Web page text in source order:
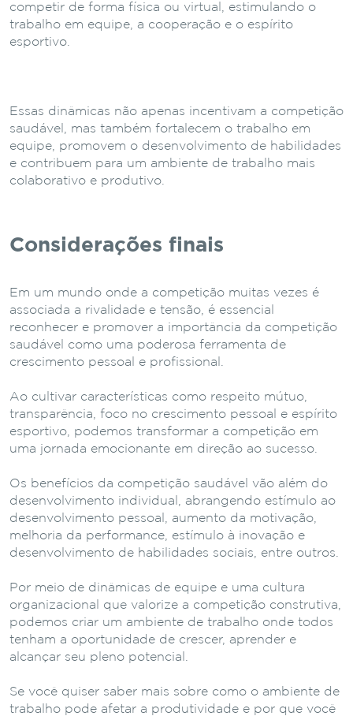
competir de forma física ou virtual, estimulando o
trabalho em equipe, a cooperação e o espírito
esportivo.
Essas dinâmicas não apenas incentivam a competição
saudável, mas também fortalecem o trabalho em
equipe, promovem o desenvolvimento de habilidades
e contribuem para um ambiente de trabalho mais
colaborativo e produtivo.
Considerações finais
Em um mundo onde a competição muitas vezes é
associada a rivalidade e tensão, é essencial
reconhecer e promover a importância da competição
saudável como uma poderosa ferramenta de
crescimento pessoal e profissional.
Ao cultivar características como respeito mútuo,
transparência, foco no crescimento pessoal e espírito
esportivo, podemos transformar a competição em
uma jornada emocionante em direção ao sucesso.
Os benefícios da competição saudável vão além do
desenvolvimento individual, abrangendo estímulo ao
desenvolvimento pessoal, aumento da motivação,
melhoria da performance, estímulo à inovação e
desenvolvimento de habilidades sociais, entre outros.
Por meio de dinâmicas de equipe e uma cultura
organizacional que valorize a competição construtiva,
podemos criar um ambiente de trabalho onde todos
tenham a oportunidade de crescer, aprender e
alcançar seu pleno potencial.
Se você quiser saber mais sobre como o ambiente de
trabalho pode afetar a produtividade e por que você